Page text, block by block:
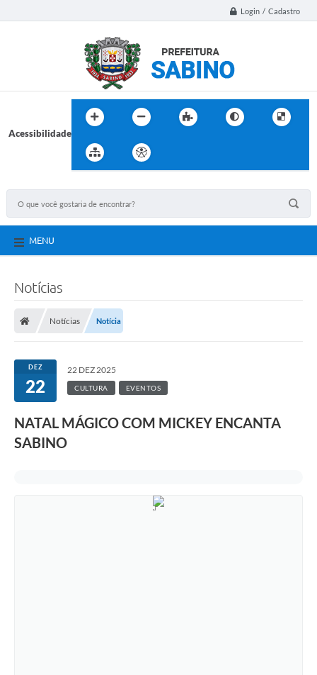
Login / Cadastro
Acessibilidade
MENU
Notícias
Notícias Notícia
DEZ
22
22 DEZ 2025
CULTURA EVENTOS
NATAL MÁGICO COM MICKEY ENCANTA
SABINO